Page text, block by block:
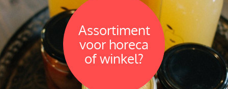
Assortiment
voor horeca
of winkel?